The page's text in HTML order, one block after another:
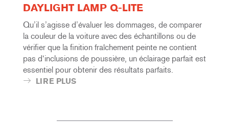
DAYLIGHT LAMP Q-LITE
Qu’il s’agisse d’évaluer les dommages, de comparer
la couleur de la voiture avec des échantillons ou de
vérifier que la finition fraîchement peinte ne contient
pas d‘inclusions de poussière, un éclairage parfait est
essentiel pour obtenir des résultats parfaits.
LIRE PLUS